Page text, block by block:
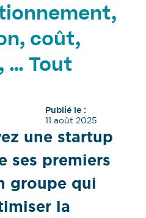
coût,
… Tout
Publié le :
11 août 2025
une startup
ses premiers
groupe qui
la